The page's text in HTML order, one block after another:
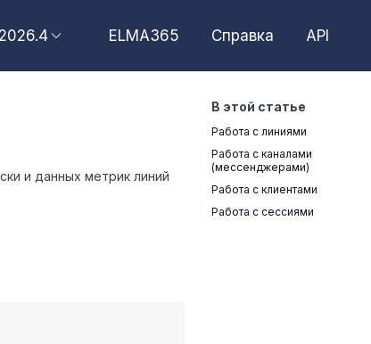
2026.42026.6
2026.4
2025.4
ELMA365 Справка API
и данных метрик линий
В этой статье
Работа с линиями
Работа с каналами
(мессенджерами)
Работа с клиентами
Работа с сессиями